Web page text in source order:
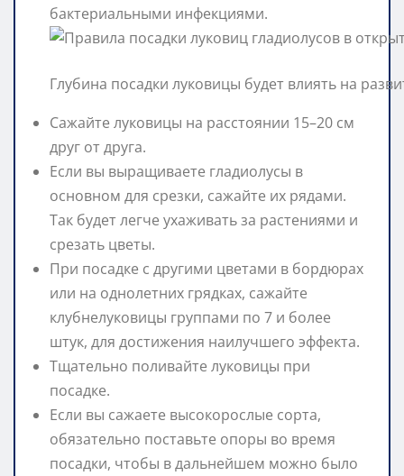
бактериальными инфекциями.
Глубина посадки луковицы будет влиять на
Сажайте луковицы на расстоянии 15–20 см
друг от друга.
Если вы выращиваете гладиолусы в
основном для срезки, сажайте их рядами.
Так будет легче ухаживать за растениями и
срезать цветы.
При посадке с другими цветами в бордюрах
или на однолетних грядках, сажайте
клубнелуковицы группами по 7 и более
штук, для достижения наилучшего эффекта.
Тщательно поливайте луковицы при
посадке.
Если вы сажаете высокорослые сорта,
обязательно поставьте опоры во время
посадки, чтобы в дальнейшем можно было